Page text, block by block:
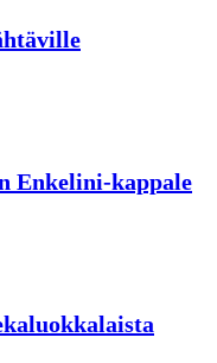
Enkelini-kappale